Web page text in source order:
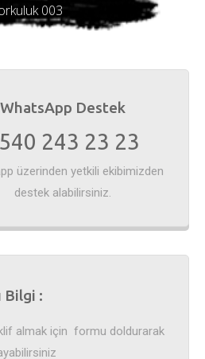
003
WhatsApp Destek
243 23 23
üzerinden yetkili ekibimizden
destek alabilirsiniz.
Bilgi :
almak için formu doldurarak